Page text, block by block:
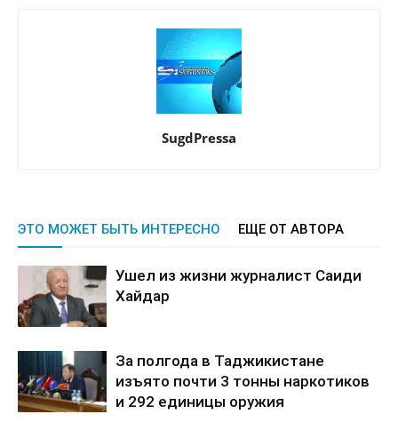
SugdPressa
ЭТО МОЖЕТ БЫТЬ ИНТЕРЕСНО ЕЩЕ ОТ АВТОРА
Ушел из жизни журналист Саиди
Хайдар
За полгода в Таджикистане
изъято почти 3 тонны наркотиков
и 292 единицы оружия